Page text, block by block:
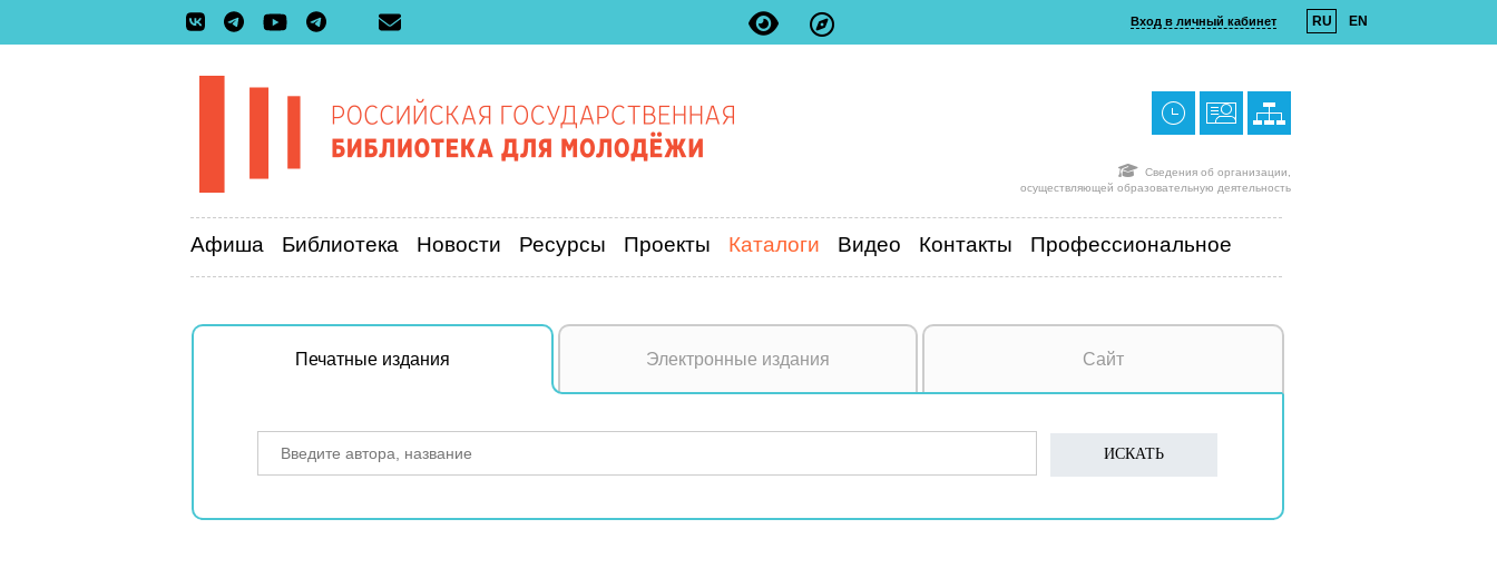
Вход в личный кабинет RU EN
Сведения об организации,
осуществляющей образовательную деятельность
Афиша Библиотека Новости Ресурсы Проекты Каталоги Видео Контакты Профессиональное
Печатные издания Электронные издания Сайт